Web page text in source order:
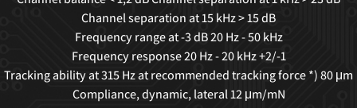
Channel separation at 15 kHz > 15 dB
Frequency range at -3 dB 20 Hz - 50 kHz
Frequency response 20 Hz - 20 kHz +2/-1
Tracking ability at 315 Hz at recommended tracking force *) 80 μm
Compliance, dynamic, lateral 12 μm/mN